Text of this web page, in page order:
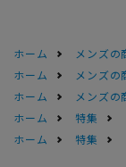
ホーム メンズの
ホーム
メンズの
ホーム
メンズの
ホーム
特集
ホーム
特集